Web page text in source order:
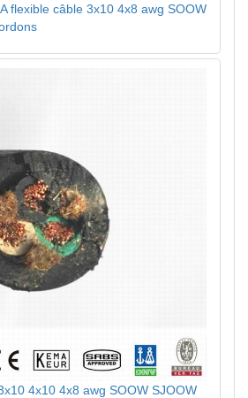
flexible câble 3x10 4x8 awg SOOW
4x10 4x8 awg SOOW SJOOW